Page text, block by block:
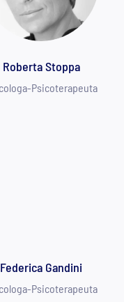
Roberta Stoppa
Psicoterapeuta
Federica Gandini
Psicoterapeuta